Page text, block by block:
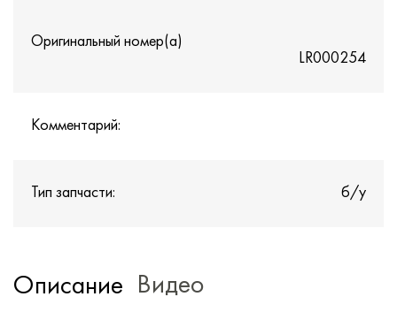
Оригинальный номер(а)
LR000254
Комментарий:
Тип запчасти: б/у
Описание Видео